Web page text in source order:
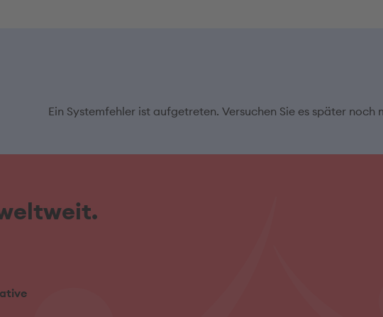
Ein Systemfehler ist aufgetreten. Versuchen Sie es später noch